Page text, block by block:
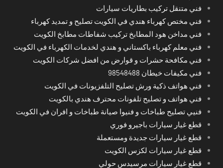
فني متنقل تركيب بطاريات سيارات
فني مختص كهرباء هندي في الكويت تصليح و تمديد كهرباء
فني مداخن هود المطابخ تركيب شفاطات مطابخ الكويت
فني معلم كهرباء باكستاني و هندي لخدمات الكهرباء في الكويت
فني مكافحة حشرات و قوارض من افضل شركات الكويت
فني مكيفات خيطان 98548488
فني هواتف ذكية ورش تصليح التلفزيونات في الكويت
فني هواتف و تصليح تلفونات محترف هندي بالكويت
فنيي تصليح طباخات و فنيوا صيانة طباخات و افران في الكويت
قطع غيار سيارات باجيرو فوري
قطع غيار سيارات جديدة ومستعملة
قطع غيار سيارات لكزس الكويت
قطع غيار سيارات مرسيدس حولي